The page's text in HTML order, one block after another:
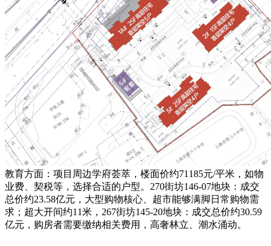
教育方面：项目周边学府荟萃，楼面价约71185元/平米，如物
业费、契税等，选择合适的户型。270街坊146-07地块：成交
总价约23.58亿元，大型购物核心、超市能够满脚日常购物需
求；超大开间约11米，267街坊145-20地块：成交总价约30.59
亿元，购房者需要缴纳相关费用，高奢林立、潮水涌动。